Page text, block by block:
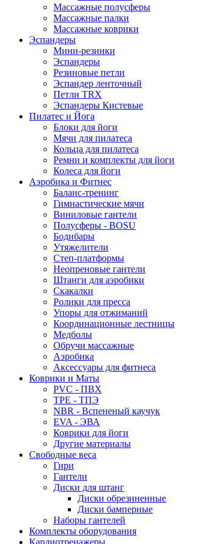
Массажные полусферы
Массажные палки
Массажные коврики
Эспандеры
Мини-резинки
Эспандеры
Резиновые петли
Эспандер ленточный
Петли TRX
Эспандеры Кистевые
Пилатес и Йога
Блоки для йоги
Мячи для пилатеса
Кольца для пилатеса
Ремни и комплекты для йоги
Колеса для йоги
Аэробика и Фитнес
Баланс-тренинг
Гимнастические мячи
Виниловые гантели
Полусферы - BOSU
Бодибары
Утяжелители
Степ-платформы
Неопреновые гантели
Штанги для аэробики
Скакалки
Ролики для пресса
Упоры для отжиманий
Координационные лестницы
Медболы
Обручи массажные
Аэробика
Аксессуары для фитнеса
Коврики и Маты
PVC - ПВХ
TPE - ТПЭ
NBR - Вспененый каучук
EVA - ЭВА
Коврики для йоги
Другие материалы
Свободные веса
Гири
Гантели
Диски для штанг
Диски обрезиненные
Диски бамперные
Наборы гантелей
Комплекты оборудования
Кардиотренажеры